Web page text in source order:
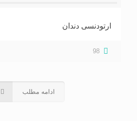
ارتودنسی دندان
98
ادامه مطلب